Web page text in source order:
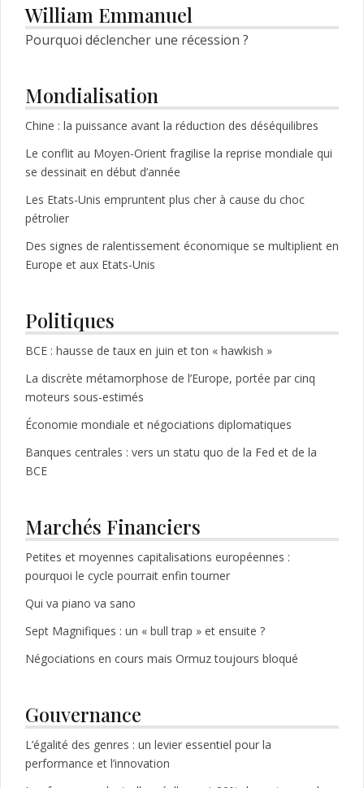
William Emmanuel
Pourquoi déclencher une récession ?
Mondialisation
Chine : la puissance avant la réduction des déséquilibres
Le conflit au Moyen-Orient fragilise la reprise mondiale qui
se dessinait en début d’année
Les Etats-Unis empruntent plus cher à cause du choc
pétrolier
Des signes de ralentissement économique se multiplient en
Europe et aux Etats-Unis
Politiques
BCE : hausse de taux en juin et ton « hawkish »
La discrète métamorphose de l’Europe, portée par cinq
moteurs sous-estimés
Économie mondiale et négociations diplomatiques
Banques centrales : vers un statu quo de la Fed et de la
BCE
Marchés Financiers
Petites et moyennes capitalisations européennes :
pourquoi le cycle pourrait enfin tourner
Qui va piano va sano
Sept Magnifiques : un « bull trap » et ensuite ?
Négociations en cours mais Ormuz toujours bloqué
Gouvernance
L’égalité des genres : un levier essentiel pour la
performance et l’innovation